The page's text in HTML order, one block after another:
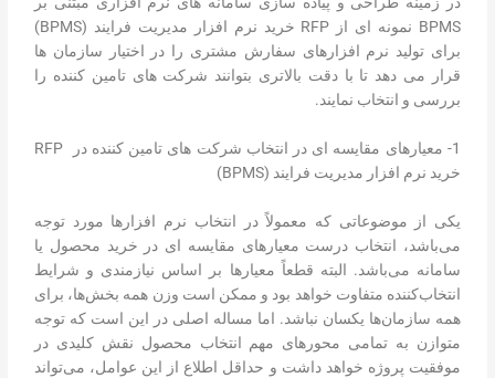
BPMS نمونه ای از RFP خرید نرم افزار مدیریت فرایند (BPMS)
برای تولید نرم افزارهای سفارش مشتری را در اختیار سازمان ها
قرار می دهد تا با دقت بالاتری بتوانند شرکت های تامین کننده را
بررسی و انتخاب نمایند.
1- معیارهای مقایسه ای در انتخاب شرکت های تامین کننده در RFP
خرید نرم افزار مدیریت فرایند (BPMS)
یکی از موضوعاتی که معمولاً در انتخاب نرم افزارها مورد توجه
می‌باشد، انتخاب درست معیارهای مقایسه ای در خرید محصول یا
سامانه می‌باشد. البته قطعاً معیارها بر اساس نیازمندی و شرایط
انتخاب‌کننده متفاوت خواهد بود و ممکن است وزن همه بخش‌ها، برای
همه سازمان‌ها یکسان نباشد. اما مساله اصلی در این است که توجه
متوازن به تمامی محورهای مهم انتخاب محصول نقش کلیدی در
موفقیت پروژه خواهد داشت و حداقل اطلاع از این عوامل، می‌تواند